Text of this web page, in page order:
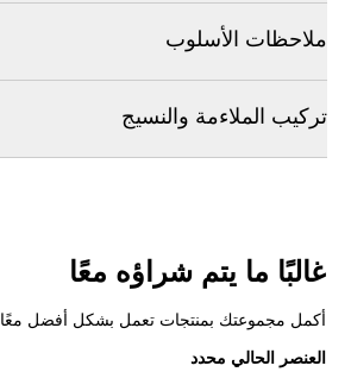
ملاحظات الأسلوب
تركيب الملاءمة والنسيج
غالبًا ما يتم شراؤه معًا
أكمل مجموعتك بمنتجات تعمل بشكل أفضل معًا
العنصر الحالي محدد